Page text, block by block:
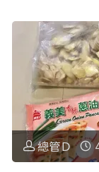
單：
緊
急
醫
部
署
–
家
總管Ｄ